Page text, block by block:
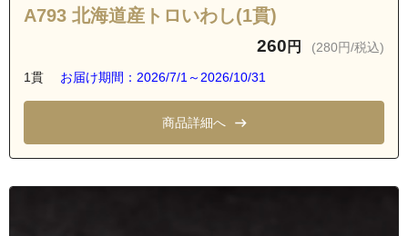
A793 北海道産トロいわし(1貫)
260 円 (280円/税込)
1貫 お届け期間：2026/7/1～2026/10/31
商品詳細へ